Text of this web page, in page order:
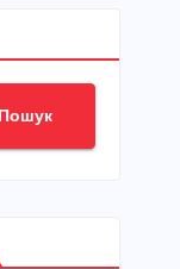
Пошук